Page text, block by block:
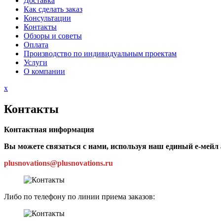
Как сделать заказ
Консультации
Контакты
Обзоры и советы
Оплата
Производство по индивидуальным проектам
Услуги
О компании
xClose
Контакты
Контактная информация
Вы можете связаться с нами, используя наш единый е-мейл
plusnovations@plusnovations.ru
Либо по телефону по линии приема заказов: